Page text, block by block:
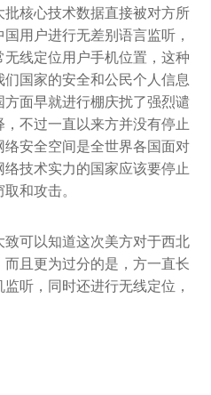
核心技术数据直接被对方所
用户进行无差别语言监听，
线定位用户手机位置，这种
国家的安全和公民个人信息
面早就进行棚庆扰了强烈谴
不过一直以来方并没有停止
安全空间是全世界各国面对
技术实力的国家应该要停止
和攻击。
可以知道这次美方对于西北
且更为过分的是，方一直长
听，同时还进行无线定位，